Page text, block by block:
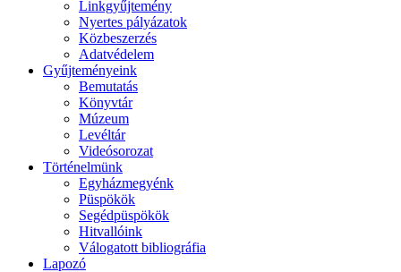
Linkgyűjtemény
Nyertes pályázatok
Közbeszerzés
Adatvédelem
Gyűjteményeink
Bemutatás
Könyvtár
Múzeum
Levéltár
Videósorozat
Történelmünk
Egyházmegyénk
Püspökök
Segédpüspökök
Hitvallóink
Válogatott bibliográfia
Lapozó